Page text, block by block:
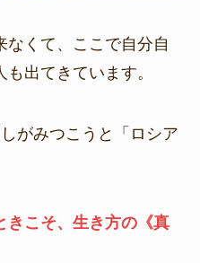
なくて、ここで自分自
出てきています。
がみつこうと「ロシア
きこそ、生き方の《真